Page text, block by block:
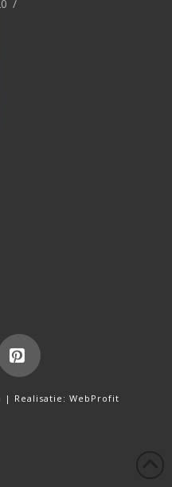
Pinterest
| Realisatie: WebProfit